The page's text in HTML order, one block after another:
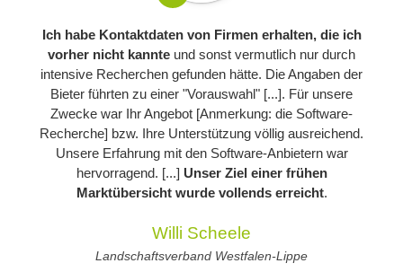
Ich habe Kontaktdaten von Firmen erhalten, die ich
vorher nicht kannte und sonst vermutlich nur durch
intensive Recherchen gefunden hätte. Die Angaben der
Bieter führten zu einer "Vorauswahl" [...]. Für unsere
Zwecke war Ihr Angebot [Anmerkung: die Software-
Recherche] bzw. Ihre Unterstützung völlig ausreichend.
Unsere Erfahrung mit den Software-Anbietern war
hervorragend. [...] Unser Ziel einer frühen
Marktübersicht wurde vollends erreicht.
Willi Scheele
Landschaftsverband Westfalen-Lippe